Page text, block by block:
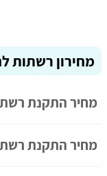
מחירון רשתות
מחיר התקנת
מחיר התקנת